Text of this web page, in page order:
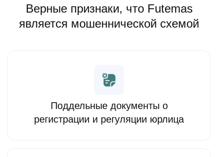
Верные признаки, что Futemas
является мошеннической схемой
Поддельные документы о
регистрации и регуляции юрлица